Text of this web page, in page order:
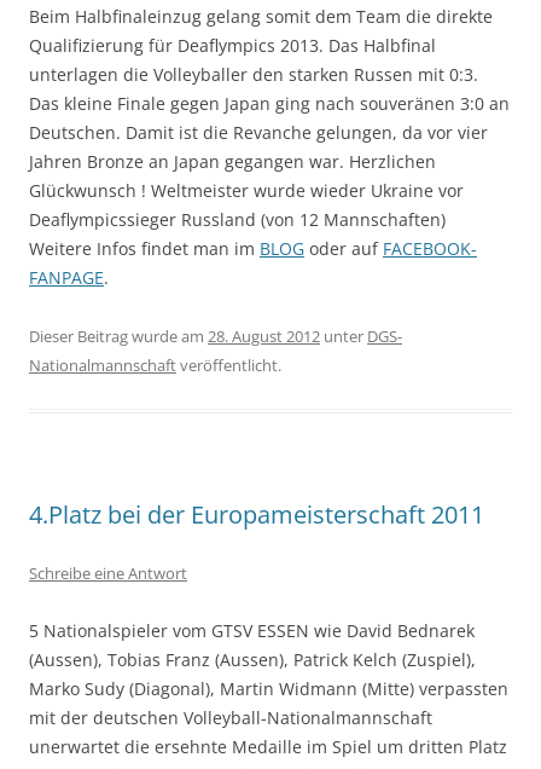
Beim Halbfinaleinzug gelang somit dem Team die direkte
Qualifizierung für Deaflympics 2013. Das Halbfinal
unterlagen die Volleyballer den starken Russen mit 0:3.
Das kleine Finale gegen Japan ging nach souveränen 3:0 an
Deutschen. Damit ist die Revanche gelungen, da vor vier
Jahren Bronze an Japan gegangen war. Herzlichen
Glückwunsch ! Weltmeister wurde wieder Ukraine vor
Deaflympicssieger Russland (von 12 Mannschaften)
Weitere Infos findet man im BLOG oder auf FACEBOOK-
FANPAGE.
Dieser Beitrag wurde am 28. August 2012 unter DGS-
Nationalmannschaftveröffentlicht.
4.Platz bei der Europameisterschaft 2011
Schreibe eine Antwort
5 Nationalspieler vom GTSV ESSEN wie David Bednarek
(Aussen), Tobias Franz (Aussen), Patrick Kelch (Zuspiel),
Marko Sudy (Diagonal), Martin Widmann (Mitte) verpassten
mit der deutschen Volleyball-Nationalmannschaft
unerwartet die ersehnte Medaille im Spiel um dritten Platz